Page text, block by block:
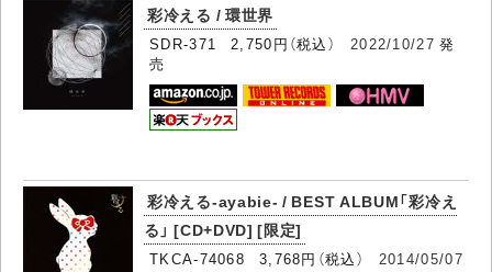
彩冷える / 環世界
SDR-371 2,750円（税込） 2022/10/27 発
売
彩冷える-ayabie- / BEST ALBUM「彩冷え
る」 [CD+DVD] [限定]
TKCA-74068 3,768円（税込） 2014/05/07